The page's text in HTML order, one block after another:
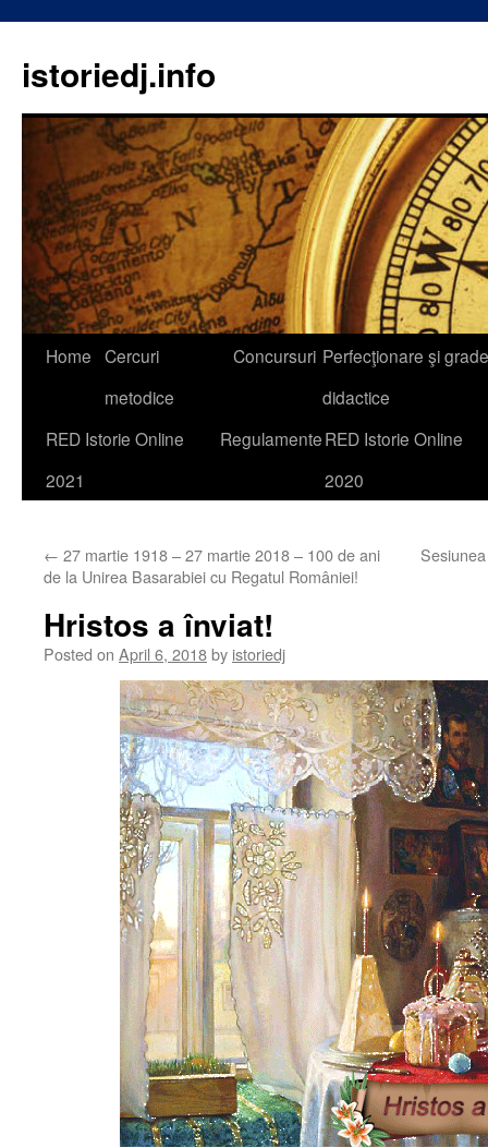
istoriedj.info
Skip
content
Home Cercuri
metodice
Concursuri Perfecţionare şi grade
didactice
RED Istorie Online
2021
RegulamenteRED Istorie Online
2020
← 27 martie 1918 – 27 martie 2018 – 100 de ani
de la Unirea Basarabiei cu Regatul României!
Hristos a înviat!
Posted on April 6, 2018by istoriedj